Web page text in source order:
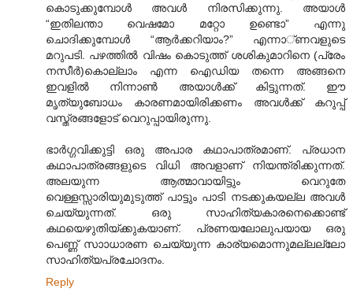
കൊടുക്കുമ്പോള്‍ അവള്‍ നിരസിക്കുന്നു. അയാള്‍
“ഇതിലന്താ വെഷമോ മറ്റോ ഉണ്ടൊ” എന്നു
ചൊദിക്കുമ്പോള്‍ “ആര്‍ക്കറിയാം?” എന്നാ‍്ണവളുടെ
മറുപടി. പഴത്തില്‍ വിഷം കൊടുത്ത് ശശികുമാറിനെ (പ്രേം
നസീര്‍)കൊല്ലാം എന്ന ഐഡിയ തന്നെ അങ്ങനെ
ഇവളില്‍ നിന്നാണ്‍ അയാള്‍ക്ക് കിട്ടുന്നത്. ഈ
മൃത്യുബോധം കാരണമായിരിക്കണം അവള്‍ക്ക് കറുപ്പ്
വസ്ത്രങ്ങളോട് വെറുപ്പായിരുന്നു.
ഭാര്‍ഗ്ഗവിക്കുട്ടി ഒരു അപാര കഥാപാത്രമാണ്. പ്രധാന
കഥാപാത്രങ്ങളുടെ വിധി അവളാണ് നിയന്ത്രിക്കുന്നത്.
അലയുന്ന ആത്മാവായിട്ടും വെറുതേ
വെള്ളസ്സാരിയുമുടുത്ത് പാട്ടും പാടി നടക്കുകയല്ല അവള്‍
ചെയ്യുന്നത്. ഒരു സാഹിത്യകാരനെക്കൊണ്ട്
കഥയെഴുതിയ്ക്കുകയാണ്. പ്രണയലോലുപയായ ഒരു
പെണ്ണ് സാ‍ാധാരണ ചെയ്യുന്ന കാര്യമൊന്നുമല്ലല്ലോ
സാഹിത്യപ്രചോദനം.
Reply